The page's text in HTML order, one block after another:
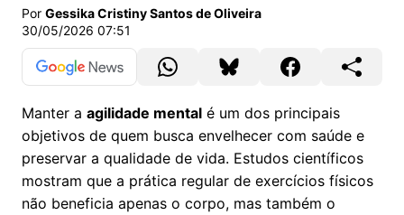
Por Gessika Cristiny Santos de Oliveira
30/05/2026 07:51
Manter a agilidade mental é um dos principais
objetivos de quem busca envelhecer com saúde e
preservar a qualidade de vida. Estudos científicos
mostram que a prática regular de exercícios físicos
não beneficia apenas o corpo, mas também o